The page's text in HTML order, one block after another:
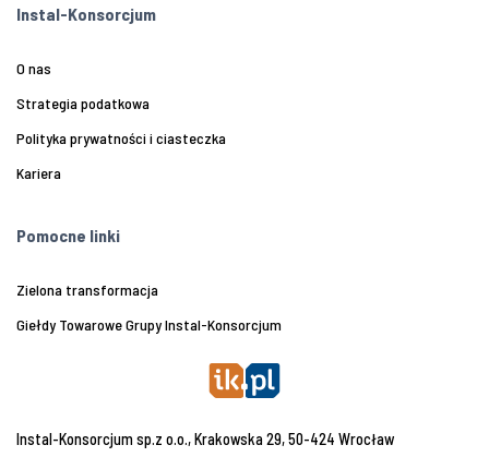
Instal-Konsorcjum
O nas
Strategia podatkowa
Polityka prywatności i ciasteczka
Kariera
Pomocne linki
Zielona transformacja
Giełdy Towarowe Grupy Instal-Konsorcjum
Instal-Konsorcjum sp.z o.o., Krakowska 29, 50-424 Wrocław